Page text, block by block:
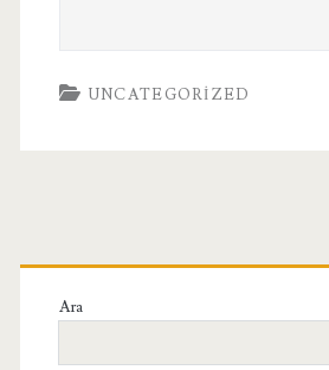
UNCATEGORIZED
Birincil
Yan
Ara